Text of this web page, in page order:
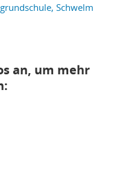
Schwelm
an, um mehr